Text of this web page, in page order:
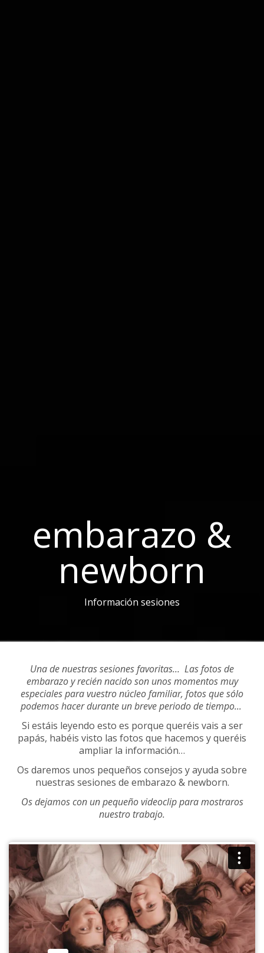
embarazo &
newborn
Información sesiones
Una de nuestras sesiones favoritas… Las fotos de
embarazo y recién nacido son unos momentos muy
especiales para vuestro núcleo familiar, fotos que sólo
podemos hacer durante un breve periodo de tiempo...
Si estáis leyendo esto es porque queréis vais a ser
papás, habéis visto las fotos que hacemos y queréis
ampliar la información…
Os daremos unos pequeños consejos y ayuda sobre
nuestras sesiones de embarazo & newborn.
Os dejamos con un pequeño videoclip para mostraros
nuestro trabajo.